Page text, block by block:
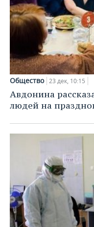
Общество 23 дек, 10:15
Авдонина
людей на